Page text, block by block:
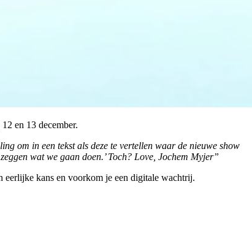
en 13 december.
om in een tekst als deze te vertellen waar de nieuwe show
wat we gaan doen.’ Toch? Love, Jochem Myjer”
eerlijke kans en voorkom je een digitale wachtrij.